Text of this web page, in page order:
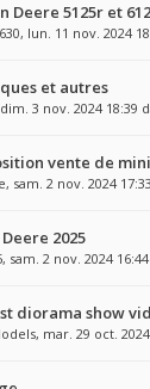
Deere 5125r et
, lun. 11 nov. 2024
et autres
3 nov. 2024 18:39
vente de
, sam. 2 nov. 2024
2025
, sam. 2 nov. 2024
diorama show
, mar. 29 oct.